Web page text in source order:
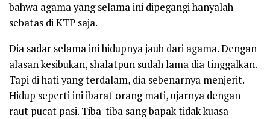
bahwa agama yang selama ini dipegangi hanyalah
sebatas di KTP saja.
Dia sadar selama ini hidupnya jauh dari agama. Dengan
alasan kesibukan, shalatpun sudah lama dia tinggalkan.
Tapi di hati yang terdalam, dia sebenarnya menjerit.
Hidup seperti ini ibarat orang mati, ujarnya dengan
raut pucat pasi. Tiba-tiba sang bapak tidak kuasa